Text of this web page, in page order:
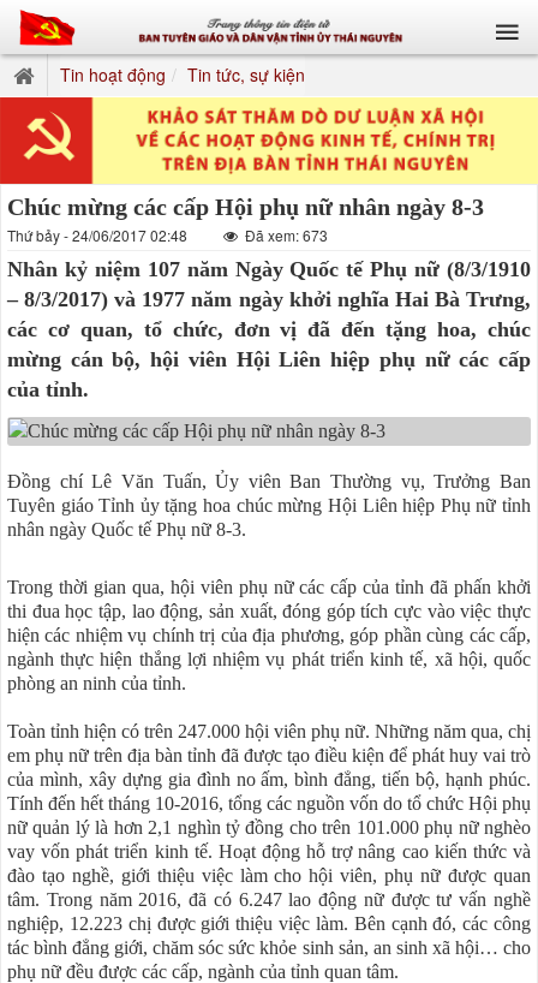
Tin hoạt động Tin tức, sự kiện
Chúc mừng các cấp Hội phụ nữ nhân ngày 8-3
Thứ bảy - 24/06/2017 02:48 Đã xem: 673
Nhân kỷ niệm 107 năm Ngày Quốc tế Phụ nữ (8/3/1910
– 8/3/2017) và 1977 năm ngày khởi nghĩa Hai Bà Trưng,
các cơ quan, tổ chức, đơn vị đã đến tặng hoa, chúc
mừng cán bộ, hội viên Hội Liên hiệp phụ nữ các cấp
của tỉnh.
Đồng chí Lê Văn Tuấn, Ủy viên Ban Thường vụ, Trưởng Ban
Tuyên giáo Tỉnh ủy tặng hoa chúc mừng Hội Liên hiệp Phụ nữ tỉnh
nhân ngày Quốc tế Phụ nữ 8-3.
Trong thời gian qua, hội viên phụ nữ các cấp của tỉnh đã phấn khởi
thi đua học tập, lao động, sản xuất, đóng góp tích cực vào việc thực
hiện các nhiệm vụ chính trị của địa phương, góp phần cùng các cấp,
ngành thực hiện thắng lợi nhiệm vụ phát triển kinh tế, xã hội, quốc
phòng an ninh của tỉnh.
Toàn tỉnh hiện có trên 247.000 hội viên phụ nữ. Những năm qua, chị
em phụ nữ trên địa bàn tỉnh đã được tạo điều kiện để phát huy vai trò
của mình, xây dựng gia đình no ấm, bình đẳng, tiến bộ, hạnh phúc.
Tính đến hết tháng 10-2016, tổng các nguồn vốn do tổ chức Hội phụ
nữ quản lý là hơn 2,1 nghìn tỷ đồng cho trên 101.000 phụ nữ nghèo
vay vốn phát triển kinh tế. Hoạt động hỗ trợ nâng cao kiến thức và
đào tạo nghề, giới thiệu việc làm cho hội viên, phụ nữ được quan
tâm. Trong năm 2016, đã có 6.247 lao động nữ được tư vấn nghề
nghiệp, 12.223 chị được giới thiệu việc làm. Bên cạnh đó, các công
tác bình đẳng giới, chăm sóc sức khỏe sinh sản, an sinh xã hội… cho
phụ nữ đều được các cấp, ngành của tỉnh quan tâm.